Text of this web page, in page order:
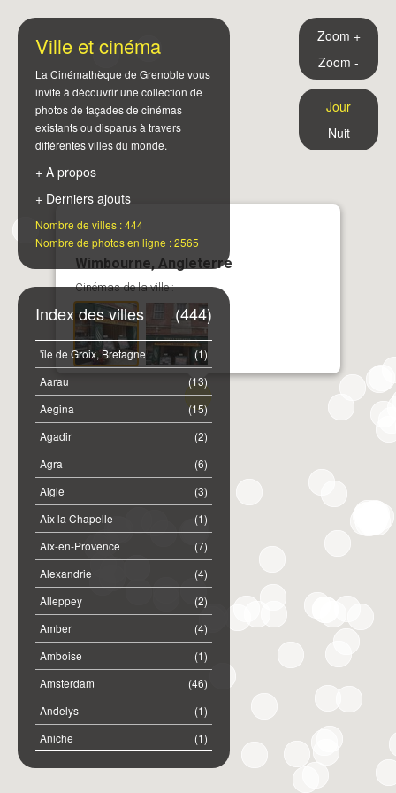
Wimbourne, Angleterre
Cinémas de la ville :
Ville et cinéma
La Cinémathèque de Grenoble vous
invite à découvrir une collection de
photos de façades de cinémas
existants ou disparus à travers
différentes villes du monde.
+ A propos
+ Derniers ajouts
Nombre de villes : 444
Nombre de photos en ligne : 2565
(444)
Index des villes
(1)
'île de Groix, Bretagne
(13)
Aarau
(15)
Aegina
(2)
Agadir
(6)
Agra
(3)
Aigle
(1)
Aix la Chapelle
(7)
Aix-en-Provence
(4)
Alexandrie
(2)
Alleppey
(4)
Amber
(1)
Amboise
(46)
Amsterdam
(1)
Andelys
(1)
Aniche
(2)
Annemasse
Zoom +
Zoom -
Jour
Nuit